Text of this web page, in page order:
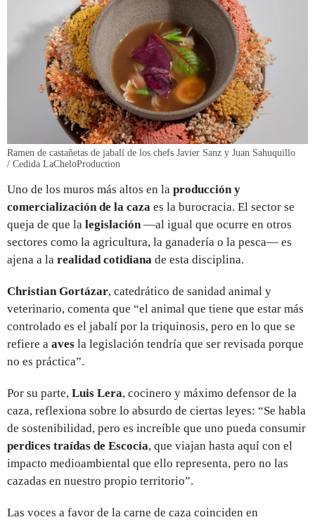
Ramen de castañetas de jabalí de los chefs Javier Sanz y Juan Sahuquillo
/ Cedida LaCheloProduction
Uno de los muros más altos en la producción y
comercialización de la caza es la burocracia. El sector se
queja de que la legislación —al igual que ocurre en otros
sectores como la agricultura, la ganadería o la pesca— es
ajena a la realidad cotidiana de esta disciplina.
Christian Gortázar, catedrático de sanidad animal y
veterinario, comenta que “el animal que tiene que estar más
controlado es el jabalí por la triquinosis, pero en lo que se
refiere a aves la legislación tendría que ser revisada porque
no es práctica”.
Por su parte, Luis Lera, cocinero y máximo defensor de la
caza, reflexiona sobre lo absurdo de ciertas leyes: “Se habla
de sostenibilidad, pero es increíble que uno pueda consumir
perdices traídas de Escocia, que viajan hasta aquí con el
impacto medioambiental que ello representa, pero no las
cazadas en nuestro propio territorio”.
Las voces a favor de la carne de caza coinciden en